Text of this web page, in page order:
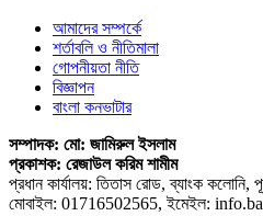
আমাদের সম্পর্কে
শর্তাবলি ও নীতিমালা
গোপনীয়তা নীতি
বিজ্ঞাপন
বাংলা কনভাটার
সম্পাদক: মো: জামিরুল ইসলাম
প্রকাশক: রেজাউল করিম শামীম
প্রধান কার্যালয়: তিতাস রোড, ব্যাংক কলোনি,
মোবাইল: 01716502565, ইমেইল: